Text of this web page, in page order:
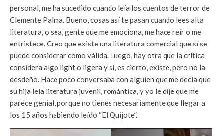
personal, me ha sucedido cuando leía los cuentos de terror de
Clemente Palma. Bueno, cosas así te pasan cuando lees alta
literatura, o sea, gente que me emociona, me hace reír o me
entristece. Creo que existe una literatura comercial que sí se
puede considerar como válida. Luego, hay otra que la crítica
considera algo light o ligera y sí, es cierto, existe, pero no la
desdeño. Hace poco conversaba con alguien que me decía que
su hija leía literatura juvenil, romántica, y yo le dije que me
parece genial, porque no tienes necesariamente que llegar a
los 15 años habiendo leído “El Quijote”.